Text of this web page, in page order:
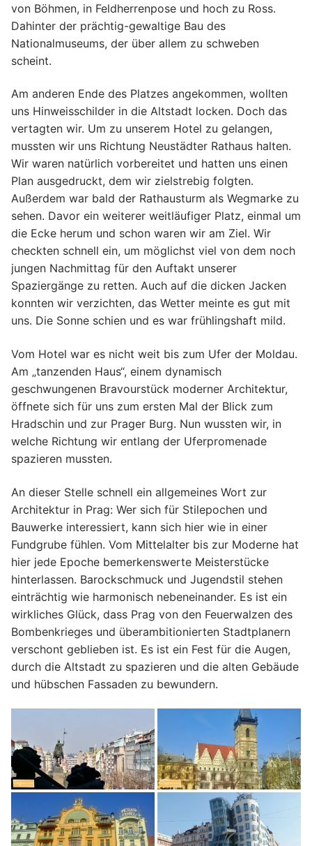
von Böhmen, in Feldherrenpose und hoch zu Ross.
Dahinter der prächtig-gewaltige Bau des
Nationalmuseums, der über allem zu schweben
scheint.
Am anderen Ende des Platzes angekommen, wollten
uns Hinweisschilder in die Altstadt locken. Doch das
vertagten wir. Um zu unserem Hotel zu gelangen,
mussten wir uns Richtung Neustädter Rathaus halten.
Wir waren natürlich vorbereitet und hatten uns einen
Plan ausgedruckt, dem wir zielstrebig folgten.
Außerdem war bald der Rathausturm als Wegmarke zu
sehen. Davor ein weiterer weitläufiger Platz, einmal um
die Ecke herum und schon waren wir am Ziel. Wir
checkten schnell ein, um möglichst viel von dem noch
jungen Nachmittag für den Auftakt unserer
Spaziergänge zu retten. Auch auf die dicken Jacken
konnten wir verzichten, das Wetter meinte es gut mit
uns. Die Sonne schien und es war frühlingshaft mild.
Vom Hotel war es nicht weit bis zum Ufer der Moldau.
Am „tanzenden Haus“, einem dynamisch
geschwungenen Bravourstück moderner Architektur,
öffnete sich für uns zum ersten Mal der Blick zum
Hradschin und zur Prager Burg. Nun wussten wir, in
welche Richtung wir entlang der Uferpromenade
spazieren mussten.
An dieser Stelle schnell ein allgemeines Wort zur
Architektur in Prag: Wer sich für Stilepochen und
Bauwerke interessiert, kann sich hier wie in einer
Fundgrube fühlen. Vom Mittelalter bis zur Moderne hat
hier jede Epoche bemerkenswerte Meisterstücke
hinterlassen. Barockschmuck und Jugendstil stehen
einträchtig wie harmonisch nebeneinander. Es ist ein
wirkliches Glück, dass Prag von den Feuerwalzen des
Bombenkrieges und überambitionierten Stadtplanern
verschont geblieben ist. Es ist ein Fest für die Augen,
durch die Altstadt zu spazieren und die alten Gebäude
und hübschen Fassaden zu bewundern.